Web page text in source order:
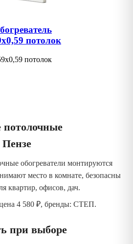
потолок
потолок
Пензе
обогреватели монтируются
место в комнате, безопасны
квартир, офисов, дач.
4 580 ₽, бренды: СТЕП.
при выборе